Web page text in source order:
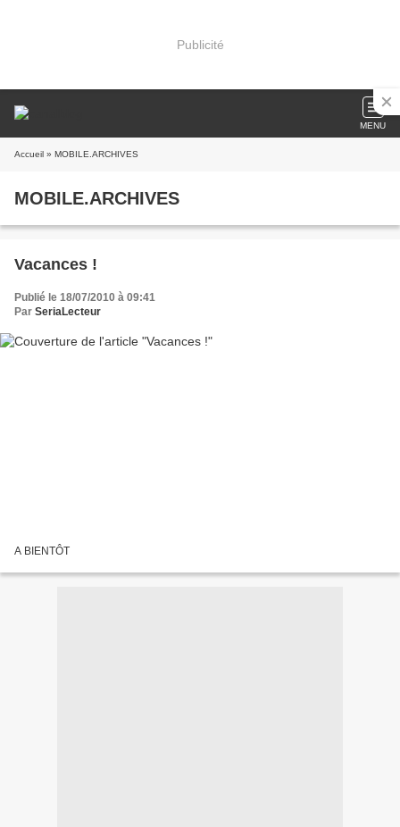
Publicité
MENU
Accueil » MOBILE.ARCHIVES
MOBILE.ARCHIVES
Vacances !
Publié le 18/07/2010 à 09:41
Par SeriaLecteur
A BIENTÔT